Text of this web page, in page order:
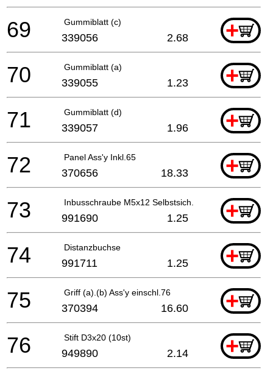
Gummiblatt (c) +
69 339056 2.68
Gummiblatt (a) +
70 339055 1.23
Gummiblatt (d) +
71 339057 1.96
Panel Ass'y Inkl.65 +
72 370656 18.33
Inbusschraube M5x12 Selbstsich. 2.1996 For Cover
+
73 991690 1.25
Distanzbuchse +
74 991711 1.25
Griff (a).(b) Ass'y einschl.76 +
75 370394 16.60
Stift D3x20 (10st) +
76 949890 2.14